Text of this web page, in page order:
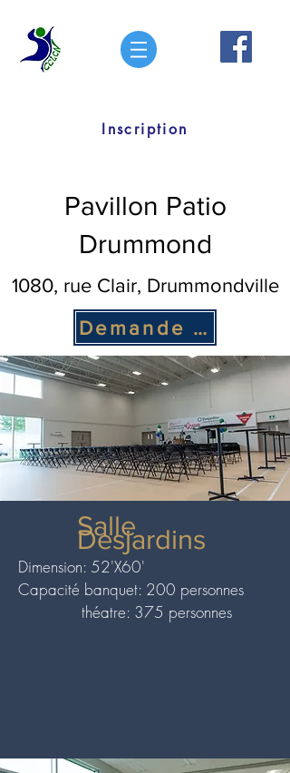
Inscription
Pavillon Patio
Drummond
1080, rue Clair, Drummondville
Demande de soumission
Salle
Desjardins
Dimension: 52'X60'
Capacité banquet: 200 personnes
théatre: 375 personnes